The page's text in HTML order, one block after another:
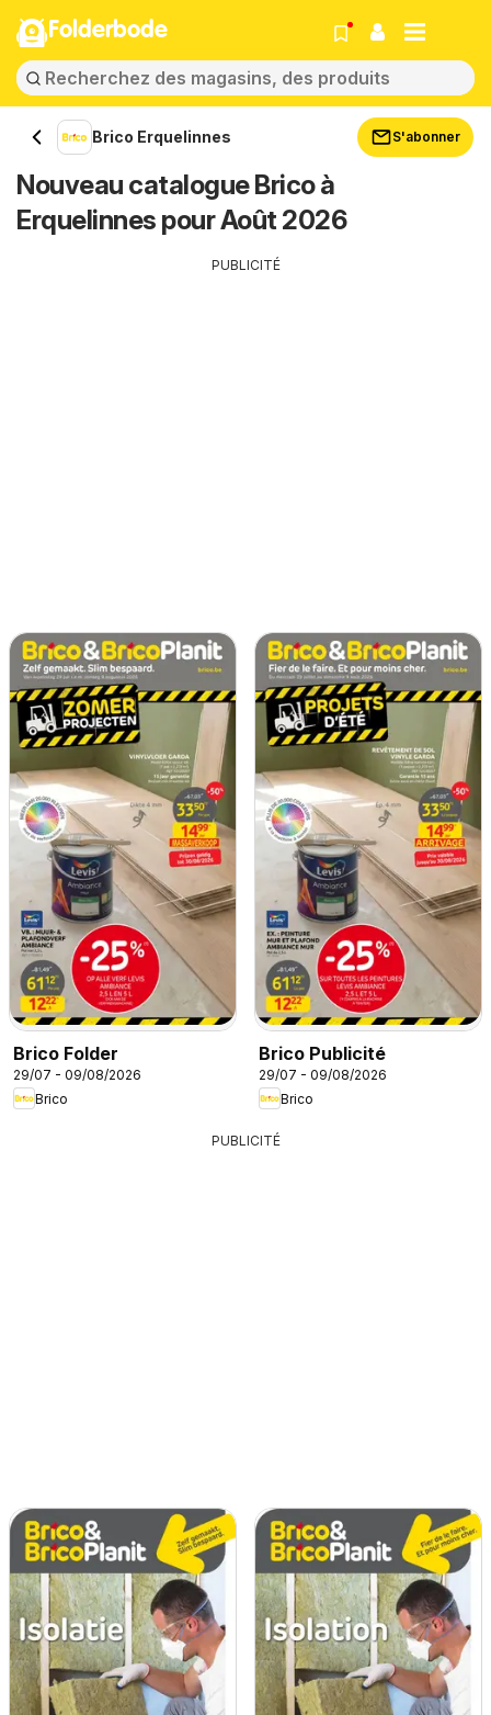
Folderbode
Brico Erquelinnes S'abonner
Nouveau catalogue Brico à
Erquelinnes pour Août 2026
PUBLICITÉ
Brico Folder
29/07 - 09/08/2026
Brico
Brico Publicité
29/07 - 09/08/2026
Brico
PUBLICITÉ